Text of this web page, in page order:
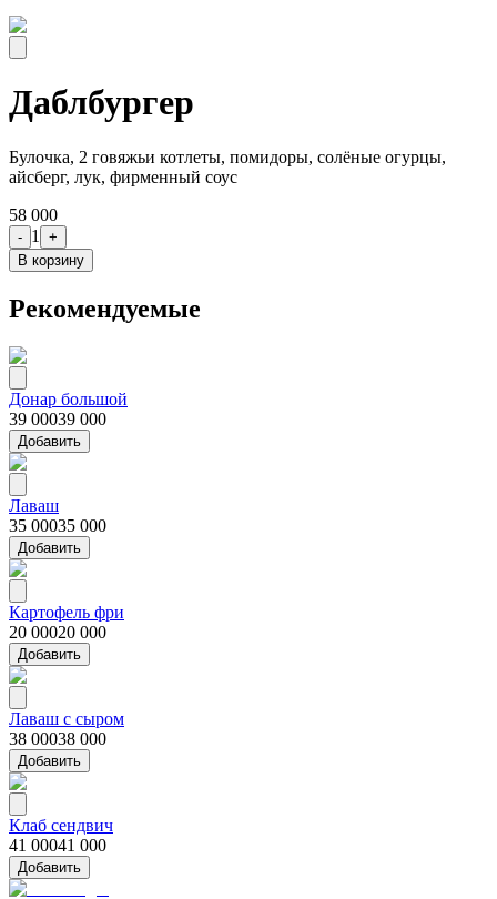
Даблбургер
Булочка, 2 говяжьи котлеты, помидоры, солёные огурцы,
айсберг, лук, фирменный соус
58 000
- 1
+
В корзину
Рекомендуемые
Донар большой
39 00039 000
Добавить
Лаваш
35 00035 000
Добавить
Картофель фри
20 00020 000
Добавить
Лаваш с сыром
38 00038 000
Добавить
Клаб сендвич
41 00041 000
Добавить